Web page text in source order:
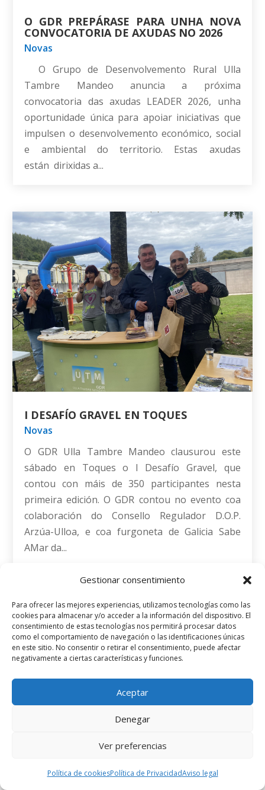
Gestionar consentimiento
Para ofrecer las mejores experiencias, utilizamos tecnologías como las
cookies para almacenar y/o acceder a la información del dispositivo. El
consentimiento de estas tecnologías nos permitirá procesar datos
como el comportamiento de navegación o las identificaciones únicas
en este sitio. No consentir o retirar el consentimiento, puede afectar
negativamente a ciertas características y funciones.
Aceptar
Denegar
Ver preferencias
Política de cookiesPolítica de PrivacidadAviso legal
O GDR PREPÁRASE PARA UNHA NOVA
CONVOCATORIA DE AXUDAS NO 2026
Novas
O Grupo de Desenvolvemento Rural Ulla
Tambre Mandeo anuncia a próxima
convocatoria das axudas LEADER 2026, unha
oportunidade única para apoiar iniciativas que
impulsen o desenvolvemento económico, social
e ambiental do territorio. Estas axudas
están dirixidas a...
I DESAFÍO GRAVEL EN TOQUES
Novas
O GDR Ulla Tambre Mandeo clausurou este
sábado en Toques o I Desafío Gravel, que
contou con máis de 350 participantes nesta
primeira edición. O GDR contou no evento coa
colaboración do Consello Regulador D.O.P.
Arzúa-Ulloa, e coa furgoneta de Galicia Sabe
AMar da...